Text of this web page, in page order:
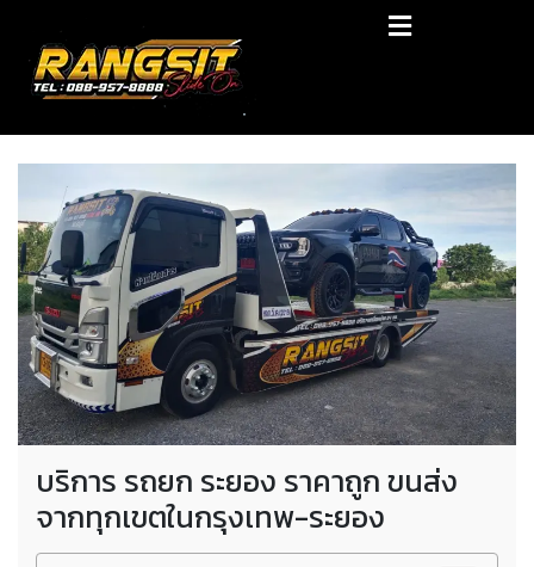
content
RANGSIT SlideON
รถยก168 รถสไลด์รังสิต รถสไลด์ ราคาถูก
บริการ รถยก ระยอง ราคาถูก ขนส่ง
จากทุกเขตในกรุงเทพ-ระยอง